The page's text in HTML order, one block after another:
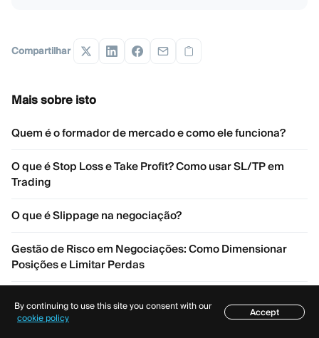
Compartilhar
Mais sobre isto
Quem é o formador de mercado e como ele funciona?
O que é Stop Loss e Take Profit? Como usar SL/TP em
Trading
O que é Slippage na negociação?
Gestão de Risco em Negociações: Como Dimensionar
Posições e Limitar Perdas
Índice
By continuing to use this site you consent with our
cookie policy
Accept